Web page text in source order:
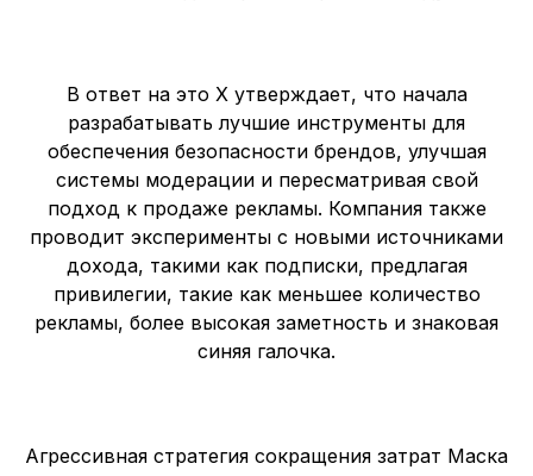
В ответ на это X утверждает, что начала
разрабатывать лучшие инструменты для
обеспечения безопасности брендов, улучшая
системы модерации и пересматривая свой
подход к продаже рекламы. Компания также
проводит эксперименты с новыми источниками
дохода, такими как подписки, предлагая
привилегии, такие как меньшее количество
рекламы, более высокая заметность и знаковая
синяя галочка.
Агрессивная стратегия сокращения затрат Маска